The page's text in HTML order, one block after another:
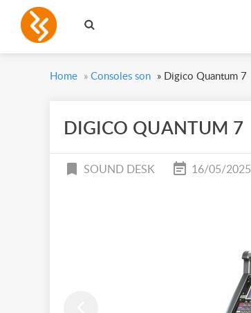
Home » Consoles son » Digico Quantum 7
DIGICO QUANTUM 7
SOUND DESK 16/05/2025